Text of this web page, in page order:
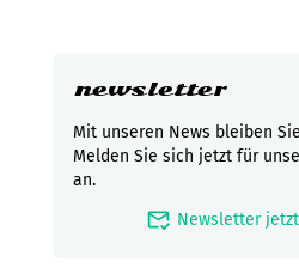
newsletter
Mit unseren News bleiben
Melden Sie sich jetzt für
an.
mark_email_read Newsletter